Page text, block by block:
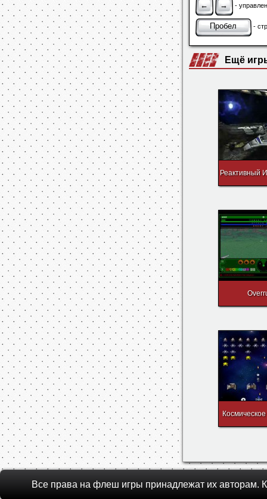
← → -
Пробел -
Ещё
Реактивный
Все права на флеш игры принадлежат их авторам.